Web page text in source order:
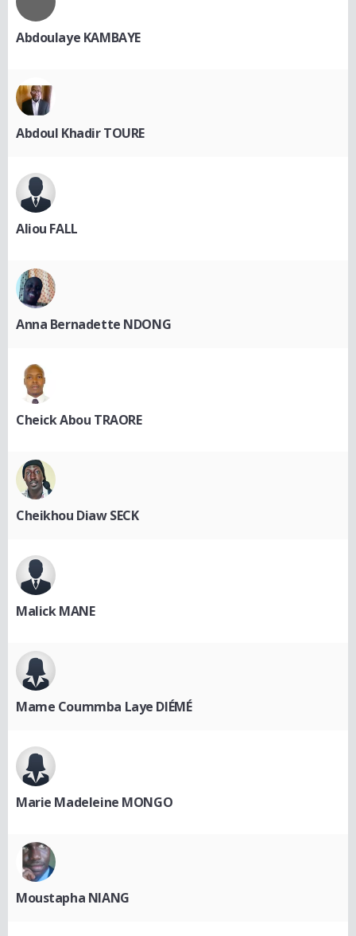
Abdoulaye KAMBAYE
Abdoul Khadir TOURE
Aliou FALL
Anna Bernadette NDONG
Cheick Abou TRAORE
Cheikhou Diaw SECK
Malick MANE
Mame Coummba Laye DIÉMÉ
Marie Madeleine MONGO
Moustapha NIANG